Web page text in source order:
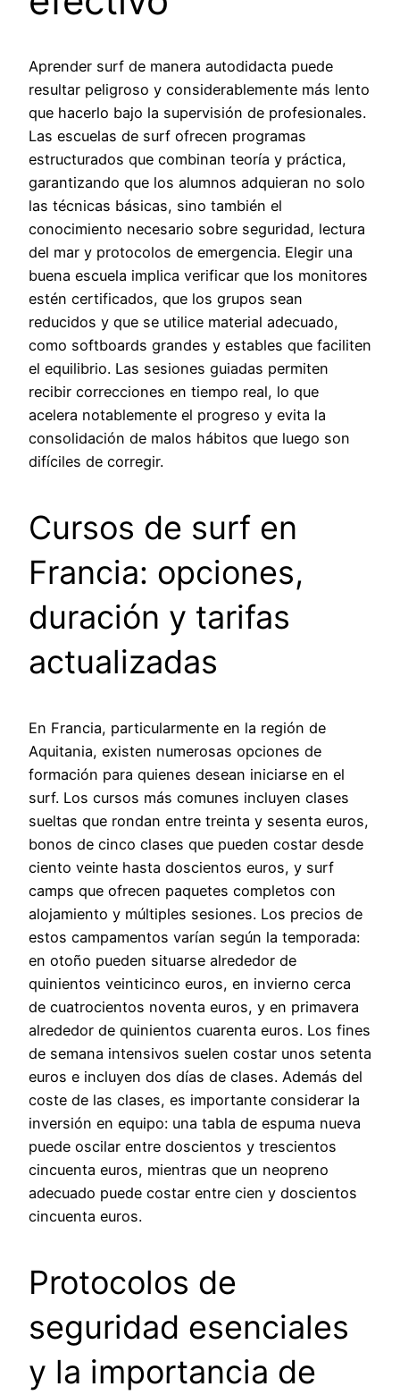
Aprender surf de manera autodidacta puede
resultar peligroso y considerablemente más lento
que hacerlo bajo la supervisión de profesionales.
Las escuelas de surf ofrecen programas
estructurados que combinan teoría y práctica,
garantizando que los alumnos adquieran no solo
las técnicas básicas, sino también el
conocimiento necesario sobre seguridad, lectura
del mar y protocolos de emergencia. Elegir una
buena escuela implica verificar que los monitores
estén certificados, que los grupos sean
reducidos y que se utilice material adecuado,
como softboards grandes y estables que faciliten
el equilibrio. Las sesiones guiadas permiten
recibir correcciones en tiempo real, lo que
acelera notablemente el progreso y evita la
consolidación de malos hábitos que luego son
difíciles de corregir.
Cursos de surf en
Francia: opciones,
duración y tarifas
actualizadas
En Francia, particularmente en la región de
Aquitania, existen numerosas opciones de
formación para quienes desean iniciarse en el
surf. Los cursos más comunes incluyen clases
sueltas que rondan entre treinta y sesenta euros,
bonos de cinco clases que pueden costar desde
ciento veinte hasta doscientos euros, y surf
camps que ofrecen paquetes completos con
alojamiento y múltiples sesiones. Los precios de
estos campamentos varían según la temporada:
en otoño pueden situarse alrededor de
quinientos veinticinco euros, en invierno cerca
de cuatrocientos noventa euros, y en primavera
alrededor de quinientos cuarenta euros. Los fines
de semana intensivos suelen costar unos setenta
euros e incluyen dos días de clases. Además del
coste de las clases, es importante considerar la
inversión en equipo: una tabla de espuma nueva
puede oscilar entre doscientos y trescientos
cincuenta euros, mientras que un neopreno
adecuado puede costar entre cien y doscientos
cincuenta euros.
Protocolos de
seguridad esenciales
y la importancia de